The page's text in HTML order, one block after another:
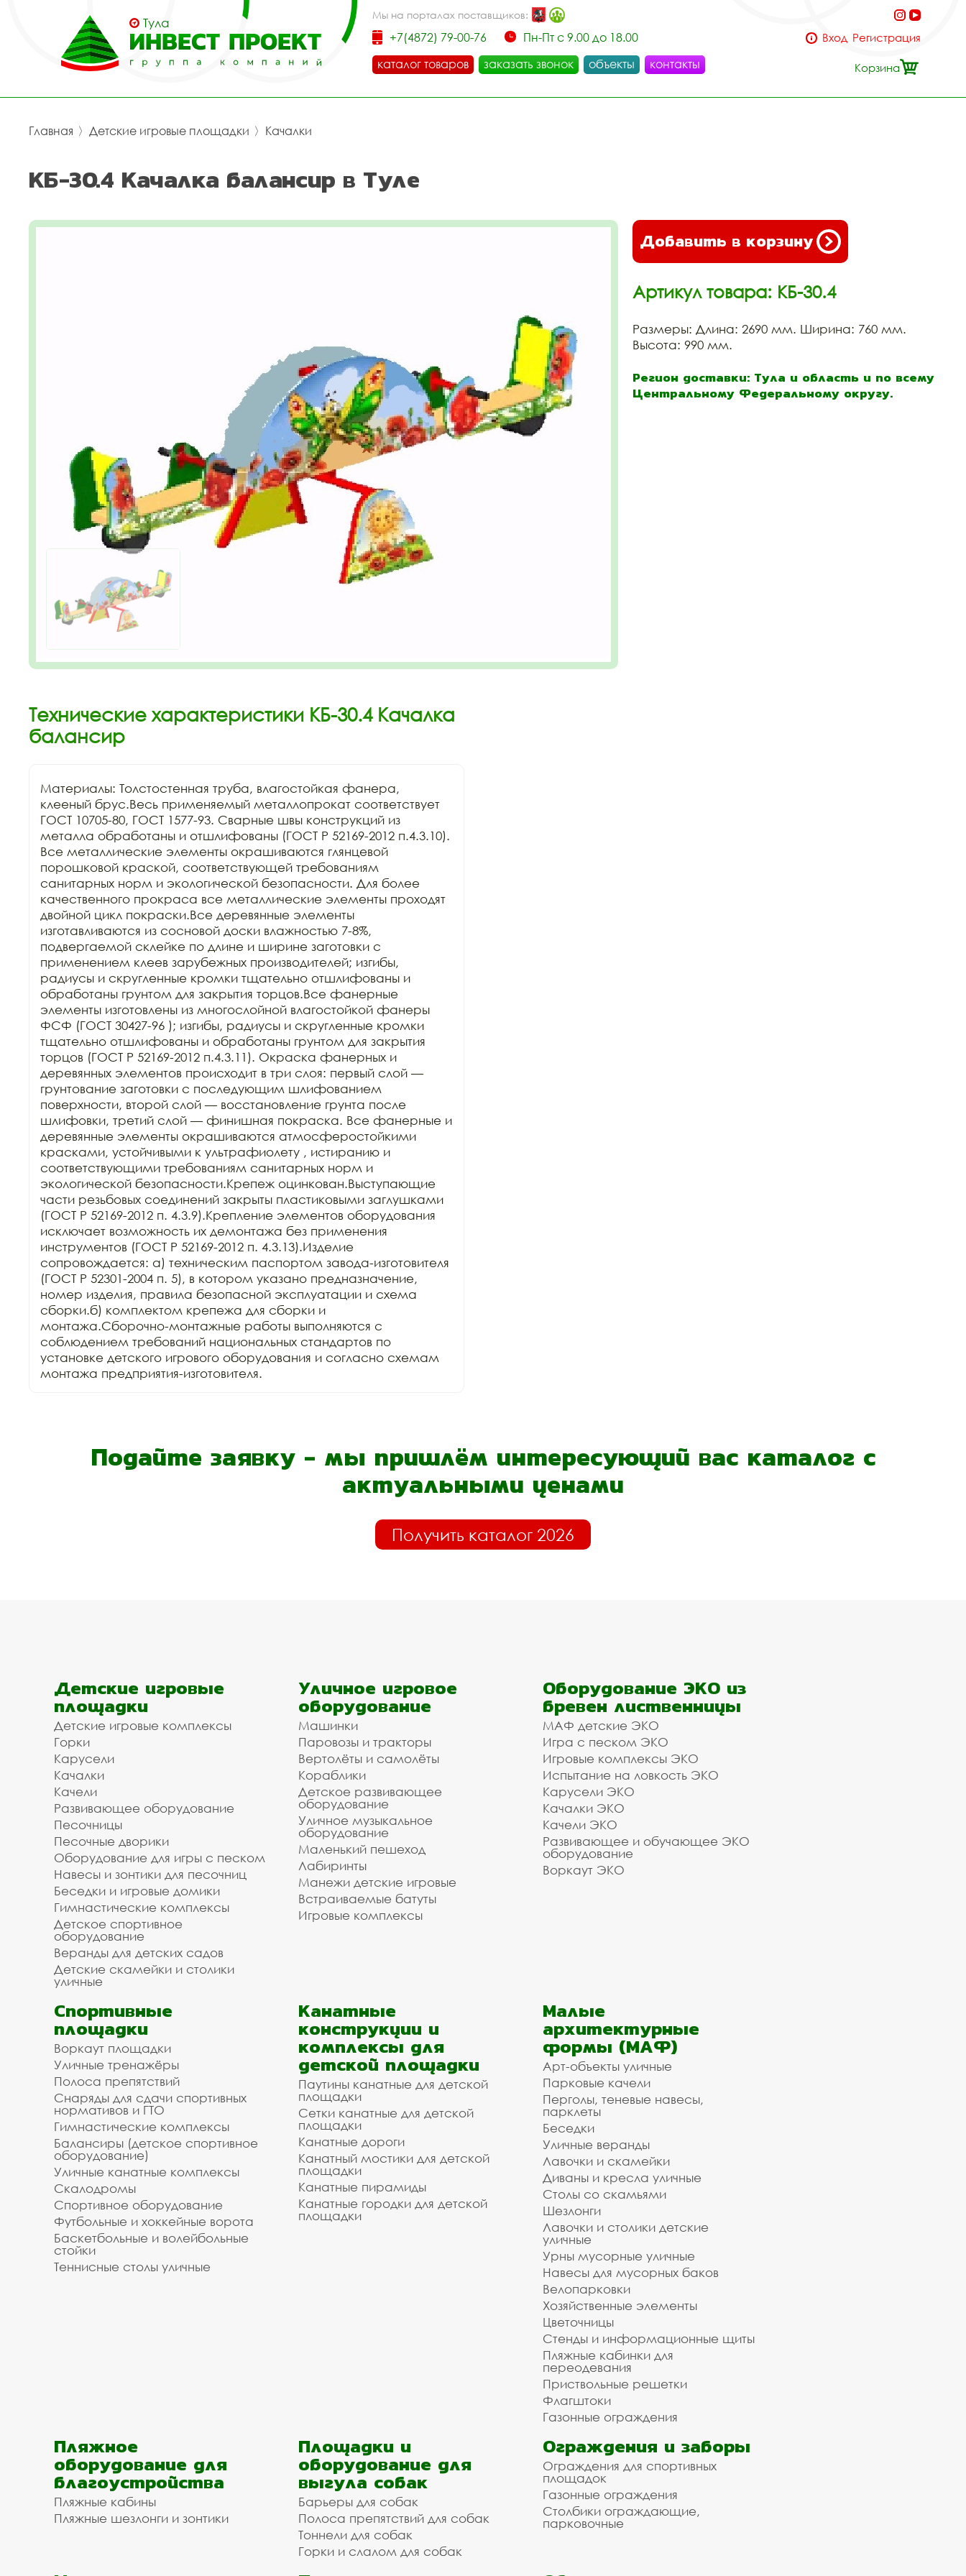
Тула
Мы на порталах поставщиков:
+7(4872) 79-00-76
Пн-Пт с 9.00 до 18.00
каталог товаров
заказать звонок объекты контакты
Вход Регистрация
Корзина
Главная 〉 Детские игровые площадки 〉 Качалки
КБ-30.4 Качалка балансир в Туле
Добавить в корзину
Артикул товара: КБ-30.4
Размеры: Длина: 2690 мм. Ширина: 760 мм.
Высота: 990 мм.
Регион доставки: Тула и область и по всему
Центральному Федеральному округу.
Технические характеристики КБ-30.4 Качалка
балансир
Материалы: Толстостенная труба, влагостойкая фанера,
клееный брус.Весь применяемый металлопрокат соответствует
ГОСТ 10705-80, ГОСТ 1577-93. Сварные швы конструкций из
металла обработаны и отшлифованы (ГОСТ Р 52169-2012 п.4.3.10).
Все металлические элементы окрашиваются глянцевой
порошковой краской, соответствующей требованиям
санитарных норм и экологической безопасности. Для более
качественного прокраса все металлические элементы проходят
двойной цикл покраски.Все деревянные элементы
изготавливаются из сосновой доски влажностью 7-8%,
подвергаемой склейке по длине и ширине заготовки с
применением клеев зарубежных производителей; изгибы,
радиусы и скругленные кромки тщательно отшлифованы и
обработаны грунтом для закрытия торцов.Все фанерные
элементы изготовлены из многослойной влагостойкой фанеры
ФСФ (ГОСТ 30427-96 ); изгибы, радиусы и скругленные кромки
тщательно отшлифованы и обработаны грунтом для закрытия
торцов (ГОСТ Р 52169-2012 п.4.3.11). Окраска фанерных и
деревянных элементов происходит в три слоя: первый слой —
грунтование заготовки с последующим шлифованием
поверхности, второй слой — восстановление грунта после
шлифовки, третий слой — финишная покраска. Все фанерные и
деревянные элементы окрашиваются атмосферостойкими
красками, устойчивыми к ультрафиолету , истиранию и
соответствующими требованиям санитарных норм и
экологической безопасности.Крепеж оцинкован.Выступающие
части резьбовых соединений закрыты пластиковыми заглушками
(ГОСТ Р 52169-2012 п. 4.3.9).Крепление элементов оборудования
исключает возможность их демонтажа без применения
инструментов (ГОСТ Р 52169-2012 п. 4.3.13).Изделие
сопровождается: а) техническим паспортом завода-изготовителя
(ГОСТ Р 52301-2004 п. 5), в котором указано предназначение,
номер изделия, правила безопасной эксплуатации и схема
сборки.б) комплектом крепежа для сборки и
монтажа.Сборочно-монтажные работы выполняются с
соблюдением требований национальных стандартов по
установке детского игрового оборудования и согласно схемам
монтажа предприятия-изготовителя.
Подайте заявку - мы пришлём интересующий вас каталог с
актуальными ценами
Получить каталог 2026
Детские игровые
площадки
Детские игровые комплексы
Горки
Карусели
Качалки
Качели
Развивающее оборудование
Песочницы
Песочные дворики
Оборудование для игры с песком
Навесы и зонтики для песочниц
Беседки и игровые домики
Гимнастические комплексы
Детское спортивное
оборудование
Веранды для детских садов
Детские скамейки и столики
уличные
Уличное игровое
оборудование
Машинки
Паровозы и тракторы
Вертолёты и самолёты
Кораблики
Детское развивающее
оборудование
Уличное музыкальное
оборудование
Маленький пешеход
Лабиринты
Манежи детские игровые
Встраиваемые батуты
Игровые комплексы
Оборудование ЭКО из
бревен лиственницы
МАФ детские ЭКО
Игра с песком ЭКО
Игровые комплексы ЭКО
Испытание на ловкость ЭКО
Карусели ЭКО
Качалки ЭКО
Качели ЭКО
Развивающее и обучающее ЭКО
оборудование
Воркаут ЭКО
Спортивные
площадки
Воркаут площадки
Уличные тренажёры
Полоса препятствий
Снаряды для сдачи спортивных
нормативов и ГТО
Гимнастические комплексы
Балансиры (детское спортивное
оборудование)
Уличные канатные комплексы
Скалодромы
Спортивное оборудование
Футбольные и хоккейные ворота
Баскетбольные и волейбольные
стойки
Теннисные столы уличные
Канатные
конструкции и
комплексы для
детской площадки
Паутины канатные для детской
площадки
Сетки канатные для детской
площадки
Канатные дороги
Канатный мостики для детской
площадки
Канатные пирамиды
Канатные городки для детской
площадки
Малые
архитектурные
формы (МАФ)
Арт-объекты уличные
Парковые качели
Перголы, теневые навесы,
парклеты
Беседки
Уличные веранды
Лавочки и скамейки
Диваны и кресла уличные
Столы со скамьями
Шезлонги
Лавочки и столики детские
уличные
Урны мусорные уличные
Навесы для мусорных баков
Велопарковки
Хозяйственные элементы
Цветочницы
Стенды и информационные щиты
Пляжные кабинки для
переодевания
Приствольные решетки
Флагштоки
Газонные ограждения
Пляжное
оборудование для
благоустройства
Пляжные кабины
Пляжные шезлонги и зонтики
Площадки и
оборудование для
выгула собак
Барьеры для собак
Полоса препятствий для собак
Тоннели для собак
Горки и слалом для собак
Ограждения и заборы
Ограждения для спортивных
площадок
Газонные ограждения
Столбики ограждающие,
парковочные